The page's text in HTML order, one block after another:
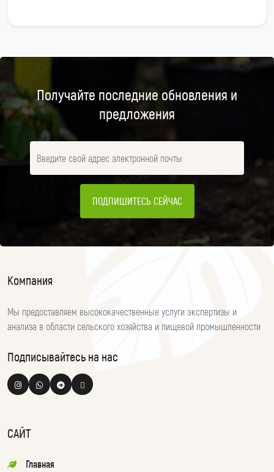
Получайте последние обновления и
предложения
ПОДПИШИТЕСЬ СЕЙЧАС
Компания
Мы предоставляем высококачественные услуги экспертизы и
анализа в области сельского хозяйства и пищевой промышленности
Подписывайтесь на нас
САЙТ
Главная